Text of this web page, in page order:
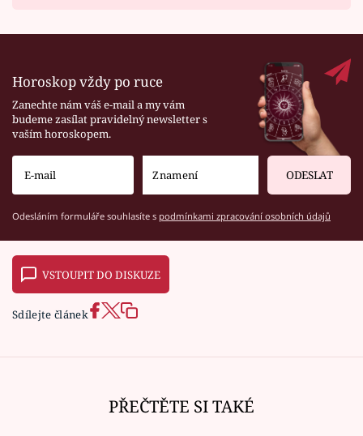
Horoskop vždy po ruce
Zanechte nám váš e-mail a my vám
budeme zasílat pravidelný newsletter s
vaším horoskopem.
ODESLAT
Odesláním formuláře souhlasíte s podmínkami zpracování osobních údajů
VSTOUPIT DO DISKUZE
Sdílejte článek
PŘEČTĚTE SI TAKÉ